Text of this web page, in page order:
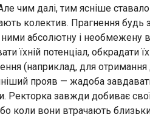
чим далі, тим ясніше
колектив. Прагнення будь
абсолютну і необмежену
їхній потенціал, обкрадати
(наприклад, для отримання
прояв — жадоба завдавати
Ректорка завжди добиває
коли вони втрачають